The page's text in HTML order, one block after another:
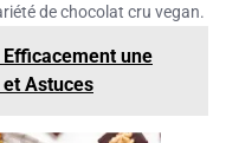
de chocolat cru vegan.
une
Astuces